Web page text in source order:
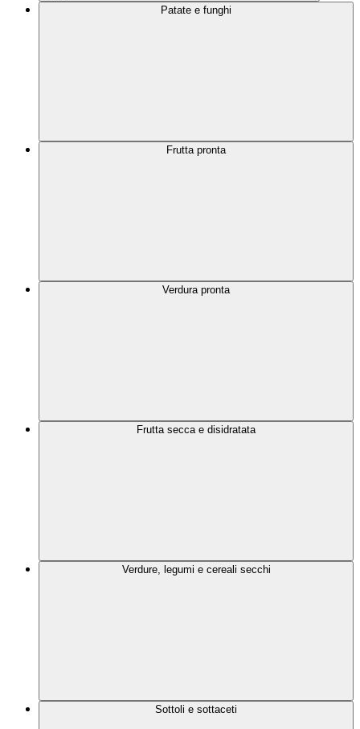
Patate e funghi
Frutta pronta
Verdura pronta
Frutta secca e disidratata
Verdure, legumi e cereali secchi
Sottoli e sottaceti